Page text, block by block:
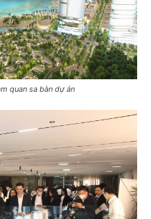
quan sa bàn dự án